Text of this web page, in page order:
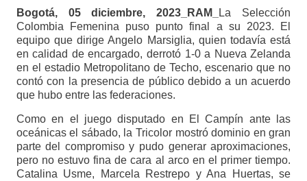
Bogotá, 05 diciembre, 2023_RAM_
La Selección
Colombia Femenina puso punto final a su 2023. El
equipo que dirige Angelo Marsiglia, quien todavía está
en calidad de encargado, derrotó 1-0 a Nueva Zelanda
en el estadio Metropolitano de Techo, escenario que no
contó con la presencia de público debido a un acuerdo
que hubo entre las federaciones.
Como en el juego disputado en El Campín ante las
oceánicas el sábado, la Tricolor mostró dominio en gran
parte del compromiso y pudo generar aproximaciones,
pero no estuvo fina de cara al arco en el primer tiempo.
Catalina Usme, Marcela Restrepo y Ana Huertas, se